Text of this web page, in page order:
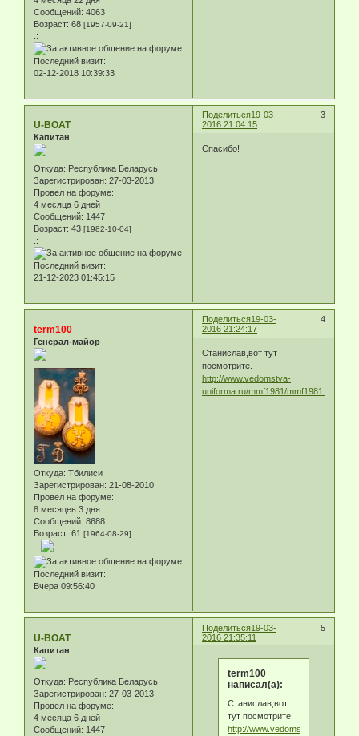
Сообщений: 4063
Возраст: 68 [1957-09-21]
.:
Последний визит:
02-12-2018 10:39:33
Поделиться 3
19-03-
2016 21:04:15
U-BOAT
Капитан
Откуда: Республика Беларусь
Зарегистрирован: 27-03-2013
Провел на форуме:
4 месяца 6 дней
Сообщений: 1447
Возраст: 43 [1982-10-04]
.:
Последний визит:
21-12-2023 01:45:15
Спасибо!
Поделиться 4
19-03-
2016 21:24:17
term100
Генерал-майор
Откуда: Тбилиси
Зарегистрирован: 21-08-2010
Провел на форуме:
8 месяцев 3 дня
Сообщений: 8688
Возраст: 61 [1964-08-29]
.:
Последний визит:
Вчера 09:56:40
Станислав,вот тут
посмотрите.
http://www.vedomstva-
uniforma.ru/mmf1981/mmf1981.html
Поделиться 5
19-03-
2016 21:35:11
U-BOAT
Капитан
Откуда: Республика Беларусь
Зарегистрирован: 27-03-2013
Провел на форуме:
4 месяца 6 дней
Сообщений: 1447
term100
написал(а):
Станислав,вот
тут посмотрите.
http://www.vedomstva-